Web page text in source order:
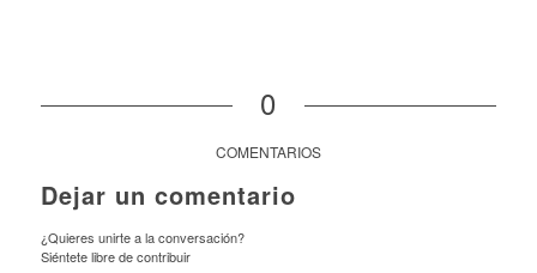
0
COMENTARIOS
Dejar un comentario
¿Quieres unirte a la conversación?
Siéntete libre de contribuir